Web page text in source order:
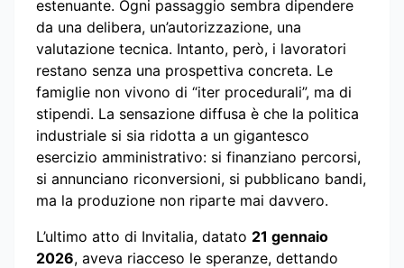
estenuante. Ogni passaggio sembra dipendere
da una delibera, un’autorizzazione, una
valutazione tecnica. Intanto, però, i lavoratori
restano senza una prospettiva concreta. Le
famiglie non vivono di “iter procedurali”, ma di
stipendi. La sensazione diffusa è che la politica
industriale si sia ridotta a un gigantesco
esercizio amministrativo: si finanziano percorsi,
si annunciano riconversioni, si pubblicano bandi,
ma la produzione non riparte mai davvero.
L’ultimo atto di Invitalia, datato 21 gennaio
2026, aveva riacceso le speranze, dettando